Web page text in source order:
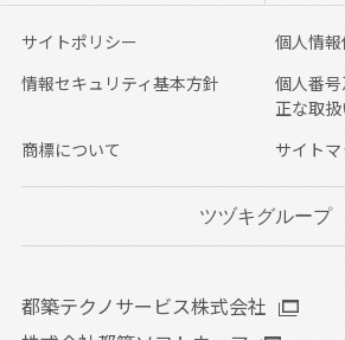
サイトポリシー
個人情
情報セキュリティ基本方針
個人番
正な取
商標について
サイト
ツヅキグループ
都築テクノサービス株式会社